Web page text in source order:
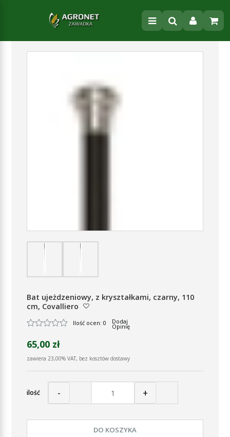
Bat ujeżdzeniowy, z kryształkami, czarny, 110
cm, Covalliero
Ilość ocen: 0 Dodaj
Opinię
65,00 zł
zawiera 23,00% VAT, bez kosztów dostawy
ilość - +
DO KOSZYKA